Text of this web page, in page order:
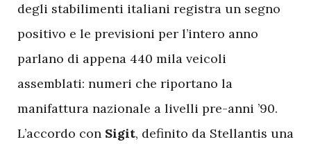
degli stabilimenti italiani registra un segno
positivo e le previsioni per l’intero anno
parlano di appena 440 mila veicoli
assemblati: numeri che riportano la
manifattura nazionale a livelli pre-anni ’90.
L’accordo con Sigit, definito da Stellantis una